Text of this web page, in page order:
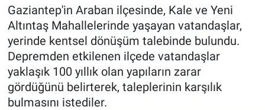
Gaziantep'in Araban ilçesinde, Kale ve Yeni
Altıntaş Mahallelerinde yaşayan vatandaşlar,
yerinde kentsel dönüşüm talebinde bulundu.
Depremden etkilenen ilçede vatandaşlar
yaklaşık 100 yıllık olan yapıların zarar
gördüğünü belirterek, taleplerinin karşılık
bulmasını istediler.